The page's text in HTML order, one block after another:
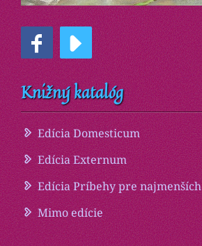
Knižný katalóg
Edícia Domesticum
Edícia Externum
Edícia Príbehy pre najmenších
Mimo edície